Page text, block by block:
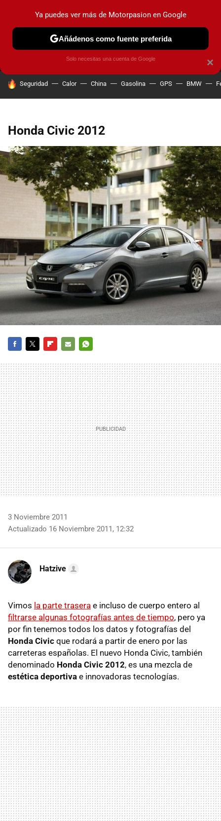
MENÚ NUEVO
COCHES ELÉCTRICOS OBSERVATORIO
HOY SE HABLA DE
Seguridad Calor China Gasolina GPS BMW
Honda Civic 2012
MAIL
3 Noviembre 2011
Actualizado 16 Noviembre 2011, 12:32
Hatzive
Vimos la parte trasera e incluso de cuerpo entero al
filtrarse algunas fotografías antes de tiempo, pero ya
por fin tenemos todos los datos y fotografías del
Honda Civic que rodará a partir de enero por las
carreteras españolas. El nuevo Honda Civic, también
denominado Honda Civic 2012, es una mezcla de
estética deportiva e innovadoras tecnologías.
×
Ya puedes ver más de Motorpasion en Google
Añádenos como fuente preferida
Solo necesitas una cuenta de Google